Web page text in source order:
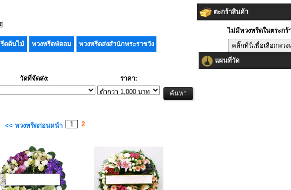
ดต้นไม้ พวงหรีดพัดลม พวงหรีดส่งสำนักพระราชวัง
วัดที่จัดส่ง: ราคา:
<< พวงหรีดก่อนหน้า 1 2
ตะกร้าสินค้า
ไม่มีพวงหรีดในตระกร้
แผนที่วัด